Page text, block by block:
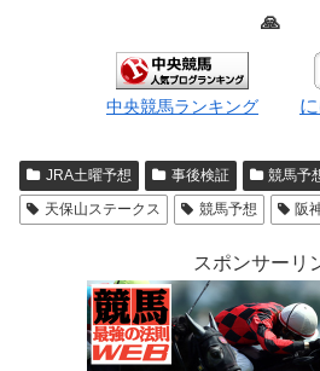
🙏
中央競馬ランキング
JRA土曜予想 事後検証 競馬予
天保山ステークス
競馬予想 阪
スポンサーリ